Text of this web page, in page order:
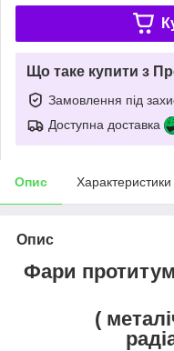
Що таке купити з
Замовлення під
Доступна доставка
Опис Характеристики
Опис
Фари
(